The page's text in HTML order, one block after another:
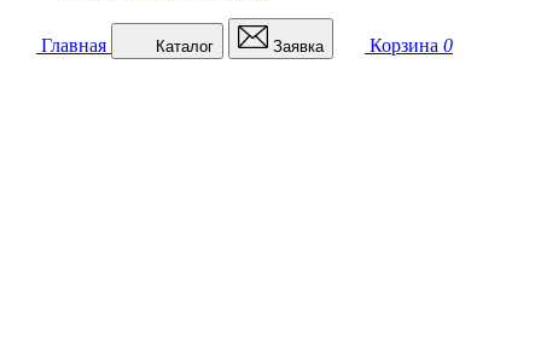
Главная Каталог Заявка Корзина 0